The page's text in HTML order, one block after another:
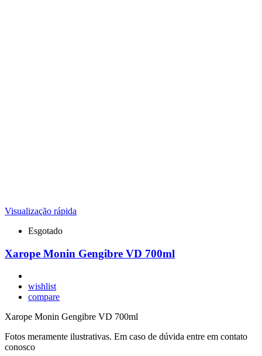
Visualização rápida
Esgotado
Xarope Monin Gengibre VD 700ml
wishlist
compare
Xarope Monin Gengibre VD 700ml
Fotos meramente ilustrativas. Em caso de dúvida entre em contato
conosco